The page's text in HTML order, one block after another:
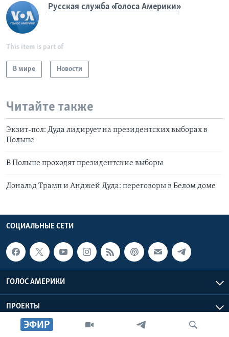
ЭФИР
Русская служба «Голоса Америки»
This item is part of
В мире Новости
Читайте также
Экзит-пол: Дуда лидирует на президентских выборах в
Польше
В Польше проходят президентские выборы
Дональд Трамп и Анджей Дуда: переговоры в Белом доме
СОЦИАЛЬНЫЕ СЕТИ
ГОЛОС АМЕРИКИ
ПРОЕКТЫ